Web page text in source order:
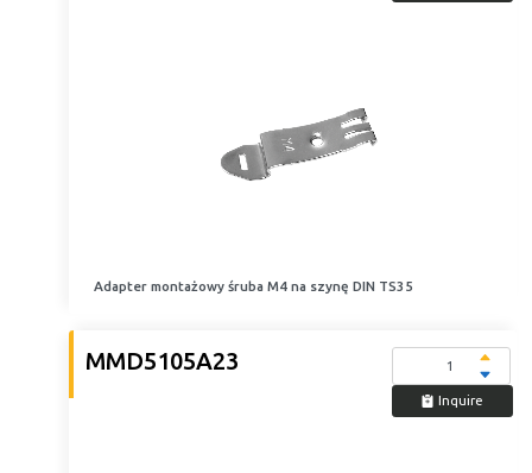
Adapter montażowy śruba M4 na szynę DIN TS35
MMD5105A23
Inquire